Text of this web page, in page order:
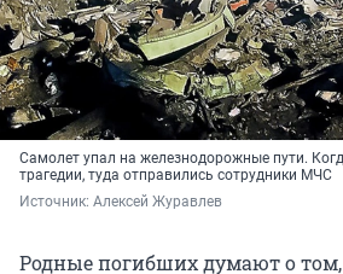
Самолет упал на железнодорожные пути.
трагедии, туда отправились сотрудники МЧС
Источник: Алексей Журавлев
Родные погибших думают о